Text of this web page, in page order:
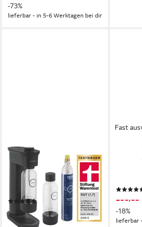
-73%
lieferbar - in 5-6 Werktagen bei dir
GROHE
Wassersprudler Blue Fizz
Wassersprudler, Advanced
Couple Set, schwarz
174,53 € UVP217,00 €
-20%
Fast
250
238,83
-18%
lieferbar